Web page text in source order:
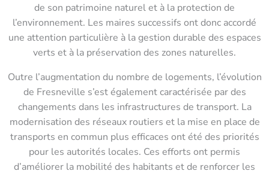
de son patrimoine naturel et à la protection de
l’environnement. Les maires successifs ont donc accordé
une attention particulière à la gestion durable des espaces
verts et à la préservation des zones naturelles.
Outre l’augmentation du nombre de logements, l’évolution
de Fresneville s’est également caractérisée par des
changements dans les infrastructures de transport. La
modernisation des réseaux routiers et la mise en place de
transports en commun plus efficaces ont été des priorités
pour les autorités locales. Ces efforts ont permis
d’améliorer la mobilité des habitants et de renforcer les